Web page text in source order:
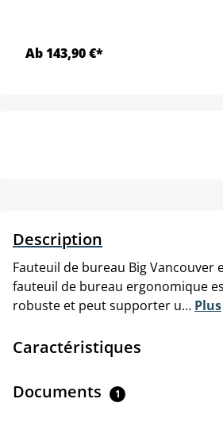
Ab 143,90 €*
Description
Fauteuil de bureau Big Vancouver
fauteuil de bureau ergonomique
robuste et peut supporter u… Plus
Caractéristiques
Documents 1